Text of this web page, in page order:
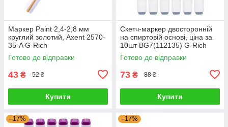
Маркер Paint 2,4-2,8 мм
круглий золотий, Axent 2570-
35-A G-Rich
Готово до відправки
43 ₴ 52 ₴
Купити
Скетч-маркер двосторонній
на спиртовій основі, ціна за
10шт BG7(112135) G-Rich
Готово до відправки
73 ₴ 88 ₴
Купити
–17% –17%